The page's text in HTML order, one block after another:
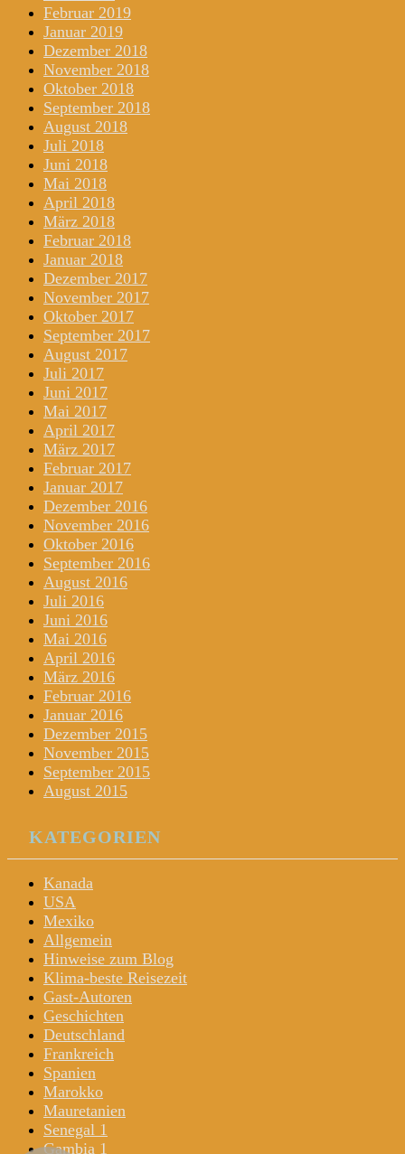
Februar 2019
Januar 2019
Dezember 2018
November 2018
Oktober 2018
September 2018
August 2018
Juli 2018
Juni 2018
Mai 2018
April 2018
März 2018
Februar 2018
Januar 2018
Dezember 2017
November 2017
Oktober 2017
September 2017
August 2017
Juli 2017
Juni 2017
Mai 2017
April 2017
März 2017
Februar 2017
Januar 2017
Dezember 2016
November 2016
Oktober 2016
September 2016
August 2016
Juli 2016
Juni 2016
Mai 2016
April 2016
März 2016
Februar 2016
Januar 2016
Dezember 2015
November 2015
September 2015
August 2015
KATEGORIEN
Kanada
USA
Mexiko
Allgemein
Hinweise zum Blog
Klima-beste Reisezeit
Gast-Autoren
Geschichten
Deutschland
Frankreich
Spanien
Marokko
Mauretanien
Senegal 1
Gambia 1